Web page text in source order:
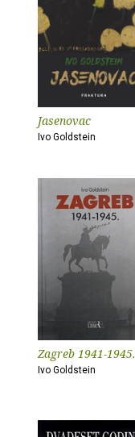
Jasenovac
Ivo Goldstein
Zagreb 1941-1945.
Ivo Goldstein